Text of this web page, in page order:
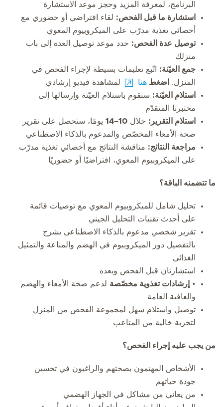
البرنامج، لمعرفة المزيد وحجز موعد الاستشارة
استشارة ما قبل الفحص: لقاء افتراضي أو حضوري مع
أخصائي تغذية مدرّب على الميكروبيوم المعوي
توصيل عدة الفحص: حدد موعد توصيل العدة إلى باب
منزلك
جمع العيّنة: اتّبع تعليمات بسيطة لإجراء الفحص في
المنزل.
اضغط هنا
لمشاهدة فيديو إرشادي
استلام العيّنة: سنقوم باستلام العيّنة وإرسالها إلى
مختبرنا المتقدّم
استلام التقرير: خلال 10–14
يومًا، ستحصل على تقرير
صحة الأمعاء المخصّص والمدعوم بالذكاء الاصطناعي
مراجعة النتائج: مناقشة النتائج مع أخصائي تغذية مدرّب
على الميكروبيوم المعوي، افتراضيًا أو حضوريًا
ما تتضمنه الباقة؟
تحليل شامل للميكروبيوم المعوي مع توصيات قائمة
على أحدث تقنيات التحليل الجيني
تقرير شخصي مدعوم بالذكاء الاصطناعي يشرح
بالتفصيل دور الميكروبيوم في الهضم والمناعة والتمثيل
الغذائي
استشارتان قبل الفحص وبعده
•
إرشادات تغذوية مخصّصة لدعم صحة الأمعاء والهضم
والعافية العامة
توصيل واستلام سهل لمجموعة الفحص من المنزل
لتجربة خالية من المتاعب
من يجب عليه إجراء الفحص؟
الأشخاص المهتمون بصحتهم والراغبون في تحسين
جودة حياتهم
من يعاني من مشاكل في الجهاز الهضمي